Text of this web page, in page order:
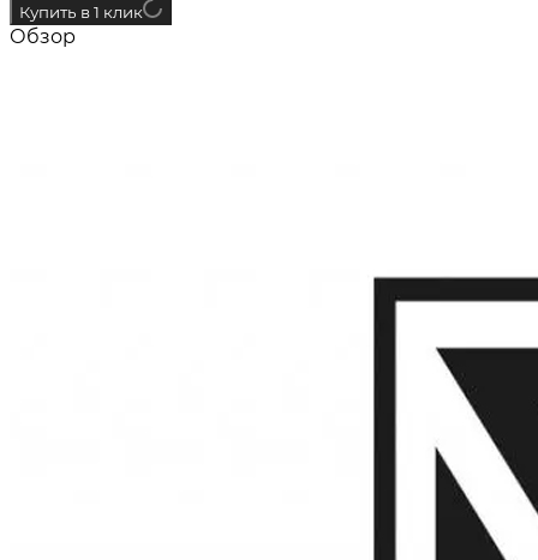
Купить в 1 клик
Обзор